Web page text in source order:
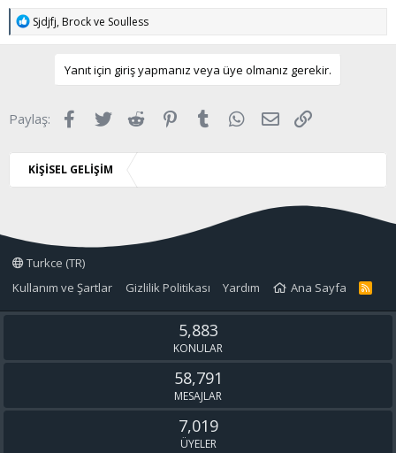
T
p
r
Sjdjfj,Brockve Soulless
Yanıt için giriş yapmanız veya üye olmanız gerekir.
Paylaş: Facebook
Twitter Reddit Pinterest
Tumblr WhatsApp
E-posta
KİŞİSEL GELİŞİM
Turkce (TR)
Kullanım ve Şartlar
Gizlilik Politikası Yardım Ana Sayfa
R
S
5,883
KONULAR
58,791
MESAJLAR
7,019
ÜYELER